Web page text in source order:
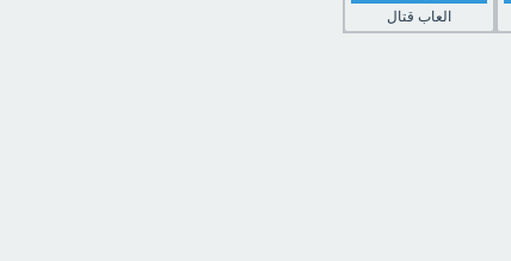
العاب قتال